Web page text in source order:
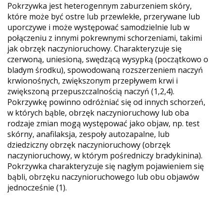
Pokrzywka jest heterogennym zaburzeniem skóry,
które może być ostre lub przewlekłe, przerywane lub
uporczywe i może występować samodzielnie lub w
połączeniu z innymi pokrewnymi schorzeniami, takimi
jak obrzęk naczynioruchowy. Charakteryzuje się
czerwoną, uniesioną, swędzącą wysypką (początkowo o
bladym środku), spowodowaną rozszerzeniem naczyń
krwionośnych, zwiększonym przepływem krwi i
zwiększoną przepuszczalnością naczyń (1,2,4).
Pokrzywkę powinno odróżniać się od innych schorzeń,
w których bąble, obrzęk naczynioruchowy lub oba
rodzaje zmian mogą występować jako objaw, np. test
skórny, anafilaksja, zespoły autozapalne, lub
dziedziczny obrzęk naczynioruchowy (obrzęk
naczynioruchowy, w którym pośredniczy bradykinina).
Pokrzywka charakteryzuje się nagłym pojawieniem się
bąbli, obrzęku naczynioruchowego lub obu objawów
jednocześnie (1).